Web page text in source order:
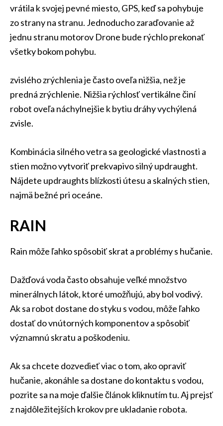
vrátila k svojej pevné miesto, GPS, keď sa pohybuje
zo strany na stranu. Jednoducho zaraďovanie až
jednu stranu motorov Drone bude rýchlo prekonať
všetky bokom pohybu.
zvislého zrýchlenia je často oveľa nižšia, než je
predná zrýchlenie. Nižšia rýchlosť vertikálne činí
robot oveľa náchylnejšie k bytiu dráhy vychýlená
zvisle.
Kombinácia silného vetra sa geologické vlastnosti a
stien možno vytvoriť prekvapivo silný updraught.
Nájdete updraughts blízkosti útesu a skalných stien,
najmä bežné pri oceáne.
RAIN
Rain môže ľahko spôsobiť skrat a problémy s hučanie.
Dažďová voda často obsahuje veľké množstvo
minerálnych látok, ktoré umožňujú, aby bol vodivý.
Ak sa robot dostane do styku s vodou, môže ľahko
dostať do vnútorných komponentov a spôsobiť
významnú skratu a poškodeniu.
Ak sa chcete dozvedieť viac o tom, ako opraviť
hučanie, akonáhle sa dostane do kontaktu s vodou,
pozrite sa na moje ďalšie článok kliknutím tu. Aj prejsť
z najdôležitejších krokov pre ukladanie robota.